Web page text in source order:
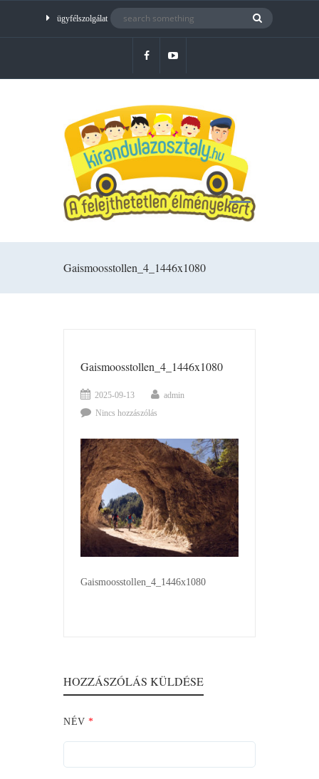
ügyfélszolgálat
Gaismoosstollen_4_1446x1080
Gaismoosstollen_4_1446x1080
2025-09-13
admin
Nincs hozzászólás
Gaismoosstollen_4_1446x1080
HOZZÁSZÓLÁS KÜLDÉSE
NÉV *